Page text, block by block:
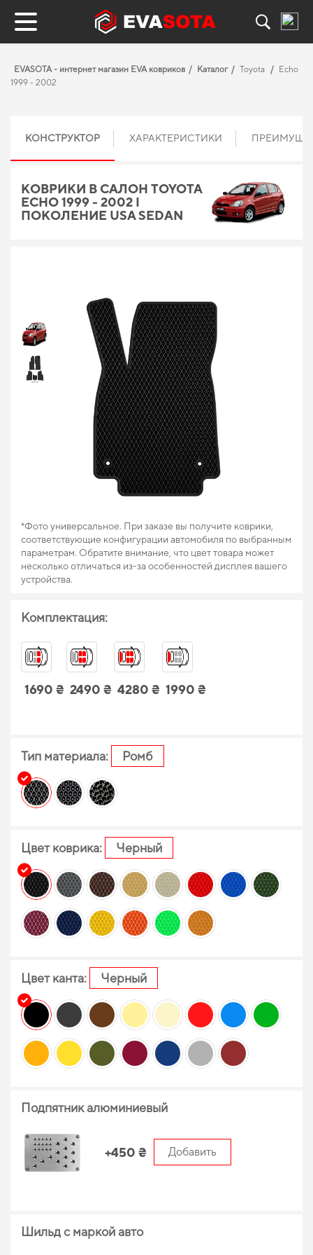
EVASOTA - интернет магазин EVA ковриков Каталог Toyota
Echo
1999 - 2002
КОНСТРУКТОР ХАРАКТЕРИСТИКИ
КОВРИКИ В САЛОН TOYOTA
ECHO 1999 - 2002 I
ПОКОЛЕНИЕ USA SEDAN
*Фото универсальное. При заказе вы получите коврики,
соответствующие конфигурации автомобиля по выбранным
параметрам. Обратите внимание, что цвет товара может
несколько отличаться из-за особенностей дисплея вашего
устройства.
Комплектация:
1690 ₴ 2490 ₴ 4280 ₴ 1990 ₴
Тип материала: Ромб
Цвет коврика: Черный
Цвет канта: Черный
Подпятник алюминиевый
+450 ₴ Добавить
Шильд с маркой авто